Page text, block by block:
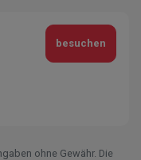
besuchen
ohne Gewähr. Die